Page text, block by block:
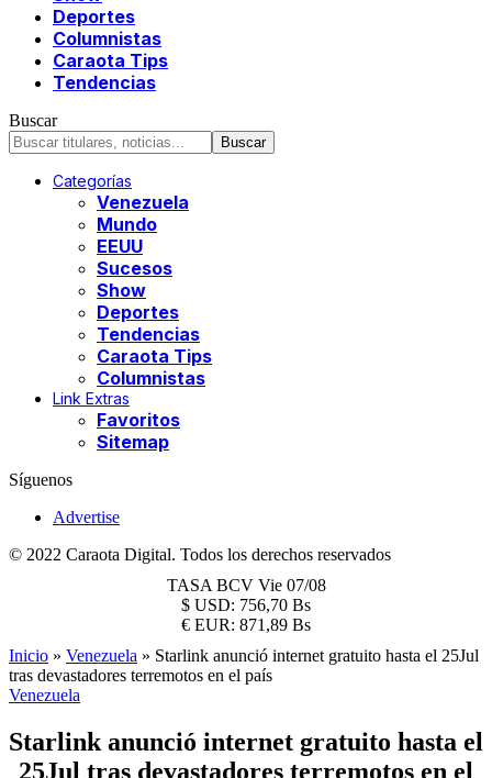
Deportes
Columnistas
Caraota Tips
Tendencias
Buscar
Categorías
Venezuela
Mundo
EEUU
Sucesos
Show
Deportes
Tendencias
Caraota Tips
Columnistas
Link Extras
Favoritos
Sitemap
Síguenos
Advertise
© 2022 Caraota Digital. Todos los derechos reservados
TASA BCV Vie 07/08
$ USD: 756,70 Bs
€ EUR: 871,89 Bs
Inicio » Venezuela » Starlink anunció internet gratuito hasta el 25Jul
tras devastadores terremotos en el país
Venezuela
Starlink anunció internet gratuito hasta el
25Jul tras devastadores terremotos en el